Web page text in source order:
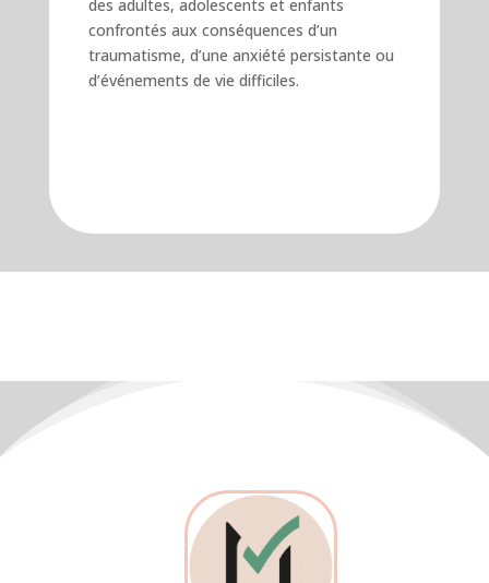
des adultes, adolescents et enfants
confrontés aux conséquences d’un
traumatisme, d’une anxiété persistante ou
d’événements de vie difficiles.